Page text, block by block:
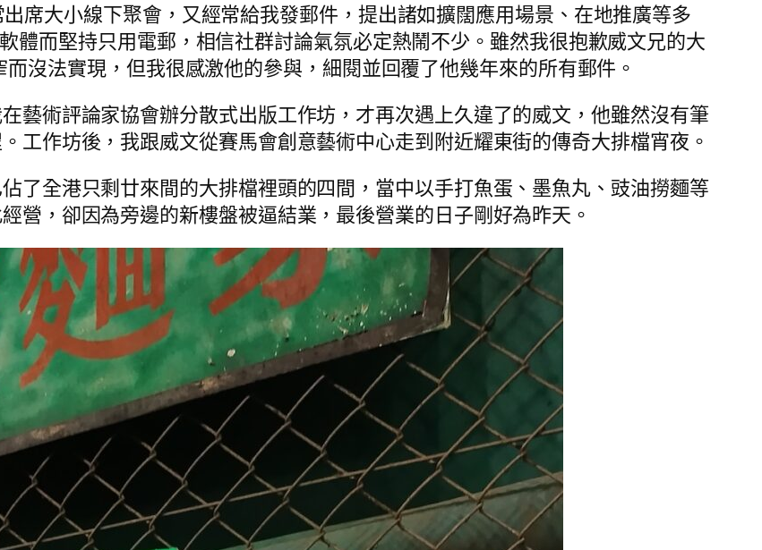
席大小線下聚會，又經常給我發郵件，提出諸如擴闊應用場景、在地推廣等多
體而堅持只用電郵，相信社群討論氣氛必定熱鬧不少。雖然我很抱歉威文兄的大
沒法實現，但我很感激他的參與，細閱並回覆了他幾年來的所有郵件。
藝術評論家協會辦分散式出版工作坊，才再次遇上久違了的威文，他雖然沒有筆
工作坊後，我跟威文從賽馬會創意藝術中心走到附近耀東街的傳奇大排檔宵夜。
了全港只剩廿來間的大排檔裡頭的四間，當中以手打魚蛋、墨魚丸、豉油撈麵等
營，卻因為旁邊的新樓盤被逼結業，最後營業的日子剛好為昨天。